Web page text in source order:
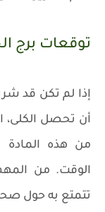
توقعات برج
إذا لم تكن قد
أن تحصل الكلى،
من هذه المادة
الوقت. من
تتمتع به حول